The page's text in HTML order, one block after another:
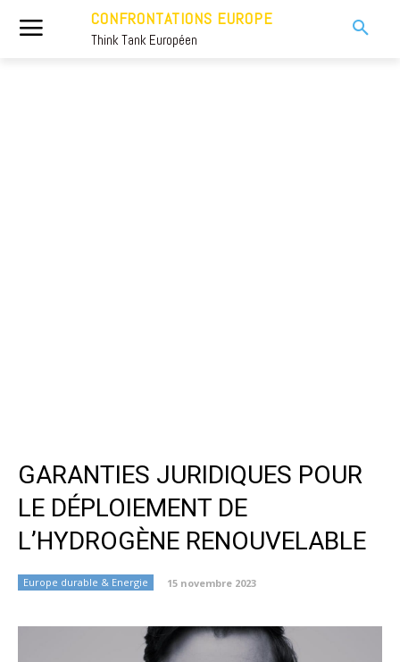
CONFRONTATIONS EUROPE
Think Tank Européen
GARANTIES JURIDIQUES POUR
LE DÉPLOIEMENT DE
L’HYDROGÈNE RENOUVELABLE
Europe durable & Energie 15 novembre 2023